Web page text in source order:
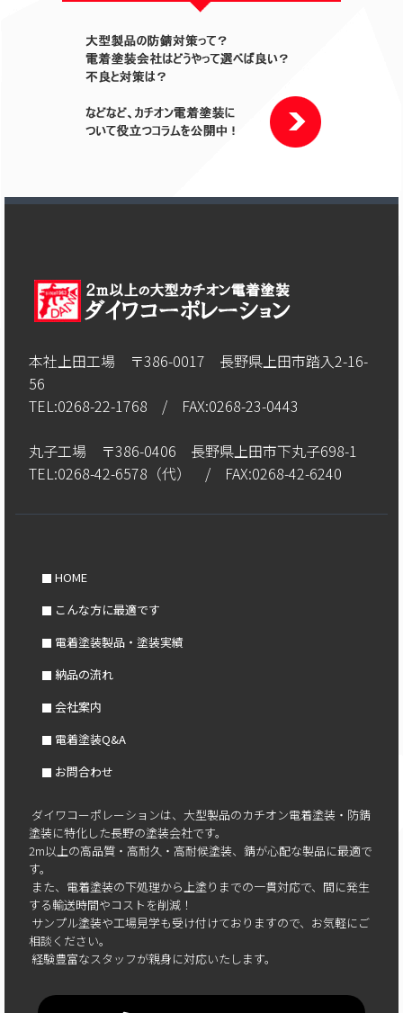
本社上田工場 〒386-0017 長野県上田市踏入2-16-
56
TEL:0268-22-1768 / FAX:0268-23-0443
丸子工場 〒386-0406 長野県上田市下丸子698-1
TEL:0268-42-6578（代） / FAX:0268-42-6240
HOME
こんな方に最適です
電着塗装製品・塗装実績
納品の流れ
会社案内
電着塗装Q&A
お問合わせ
ダイワコーポレーションは、大型製品のカチオン電着塗装・防錆
塗装に特化した長野の塗装会社です。
2m以上の高品質・高耐久・高耐候塗装、錆が心配な製品に最適で
す。
また、電着塗装の下処理から上塗りまでの一貫対応で、間に発生
する輸送時間やコストを削減！
サンプル塗装や工場見学も受け付けておりますので、お気軽にご
相談ください。
経験豊富なスタッフが親身に対応いたします。